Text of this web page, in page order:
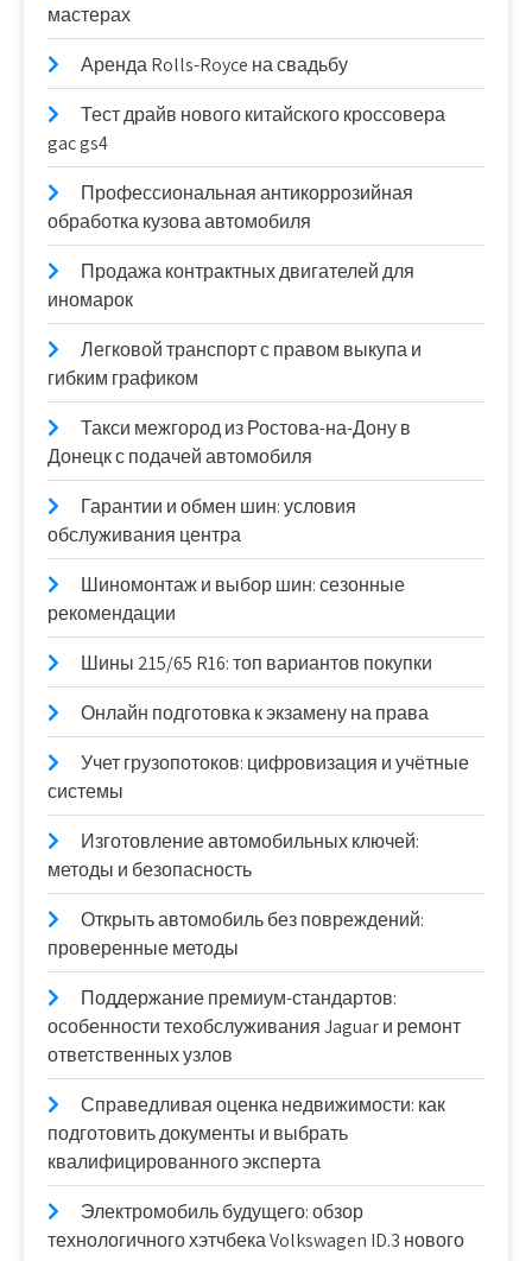
мастерах
Аренда Rolls-Royce на свадьбу
Тест драйв нового китайского кроссовера
gac gs4
Профессиональная антикоррозийная
обработка кузова автомобиля
Продажа контрактных двигателей для
иномарок
Легковой транспорт с правом выкупа и
гибким графиком
Такси межгород из Ростова-на-Дону в
Донецк с подачей автомобиля
Гарантии и обмен шин: условия
обслуживания центра
Шиномонтаж и выбор шин: сезонные
рекомендации
Шины 215/65 R16: топ вариантов покупки
Онлайн подготовка к экзамену на права
Учет грузопотоков: цифровизация и учётные
системы
Изготовление автомобильных ключей:
методы и безопасность
Открыть автомобиль без повреждений:
проверенные методы
Поддержание премиум-стандартов:
особенности техобслуживания Jaguar и ремонт
ответственных узлов
Справедливая оценка недвижимости: как
подготовить документы и выбрать
квалифицированного эксперта
Электромобиль будущего: обзор
технологичного хэтчбека Volkswagen ID.3 нового